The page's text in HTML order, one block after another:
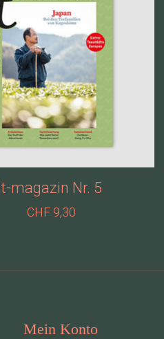
t-magazin Nr. 5
CHF 9,30
Mein Konto